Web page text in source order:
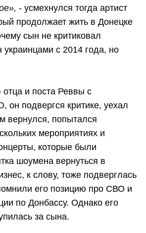
- усмехнулся тогда артист
продолжает жить в Донецке
сын не критиковал
украинцами с 2014 года, но
и поста Реввы с
он подвергся критике, уехал
вернулся, попытался
мероприятиях и
которые были
шоумена вернуться в
к слову, тоже подверглась
его позицию про СВО и
по Донбассу. Однако его
за сына.